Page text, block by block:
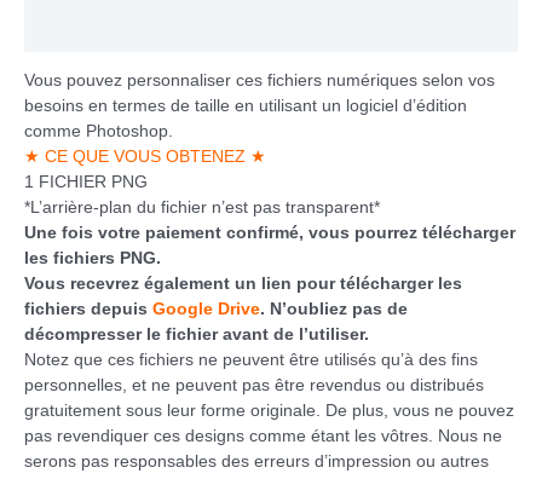
Vous pouvez personnaliser ces fichiers numériques selon vos
besoins en termes de taille en utilisant un logiciel d’édition
comme Photoshop.
★ CE QUE VOUS OBTENEZ ★
1 FICHIER PNG
*L’arrière-plan du fichier n’est pas transparent*
Une fois votre paiement confirmé, vous pourrez télécharger
les fichiers PNG.
Vous recevrez également un lien pour télécharger les
fichiers depuis Google Drive. N’oubliez pas de
décompresser le fichier avant de l’utiliser.
Notez que ces fichiers ne peuvent être utilisés qu’à des fins
personnelles, et ne peuvent pas être revendus ou distribués
gratuitement sous leur forme originale. De plus, vous ne pouvez
pas revendiquer ces designs comme étant les vôtres. Nous ne
serons pas responsables des erreurs d’impression ou autres